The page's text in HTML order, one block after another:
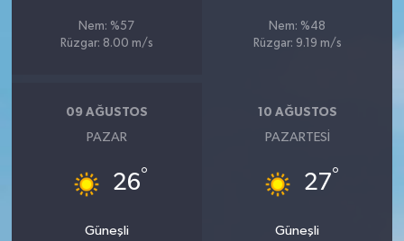
Nem: %57
Rüzgar: 8.00 m/s
Nem: %48
Rüzgar: 9.19 m/s
09 AĞUSTOS
PAZAR
26°
Güneşli
10 AĞUSTOS
PAZARTESI
27°
Güneşli